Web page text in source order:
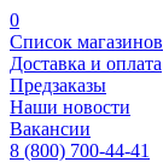
0
Список магазинов
Доставка и оплата
Предзаказы
Наши новости
Вакансии
8 (800) 700-44-41